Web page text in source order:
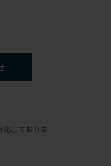
しておりま